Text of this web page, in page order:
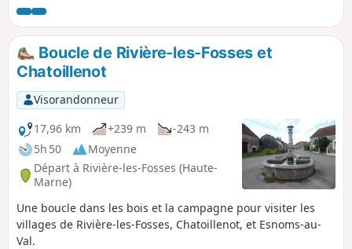
et Vaux-sous-Aubigny. Abandonnée depuis l'apparition du
phylloxéra à la fin du XIXe siècle, la vigne est réapparue en
1988, grâce aux Chevaliers du Montsaugeonnais.
Boucle de Rivière-les-Fosses et
Chatoillenot
Visorandonneur
17,96 km
+239 m
-243 m
5h 50
Moyenne
Départ à Rivière-les-Fosses (Haute-
Marne)
Une boucle dans les bois et la campagne pour visiter les
villages de Rivière-les-Fosses, Chatoillenot, et Esnoms-au-
Val.